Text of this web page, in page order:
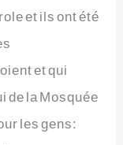
et ils ont été
et qui
de la Mosquée
les gens: